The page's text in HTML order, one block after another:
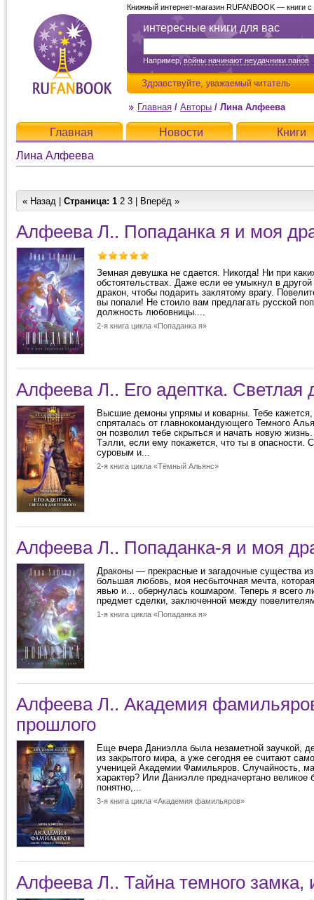
интересные книги для вас
Например,войны начинают неудачники панов
Здравствуйте, уважаемый читатель
Книжный интернет-магазин RUFANBOOK — книги
Главная / Авторы / Лина Алфеева
Главная Новости
Книги
Лина Алфеева
« Назад | Страница: 1 2 3 Вперёд »
Алфеева Л.. Попаданка я и моя
Земная девушка не сдается. Никогда! Ни при
обстоятельствах. Даже если ее умыкнул в
дракон, чтобы подарить заклятому врагу.
вы попали! Не стоило вам предлагать русской
должность любовницы....
2-я книга цикла «Попаданка я»
Алфеева Л.. Его адептка. Светлая
Высшие демоны упрямы и коварны. Тебе кажется,
спряталась от главнокомандующего Темного
он позволил тебе скрыться и начать новую
Тэлли, если ему покажется, что ты в опасности.
суровым и...
2-я книга цикла «Тёмный Альянс»
Алфеева Л.. Попаданка-я и моя
Драконы — прекрасные и загадочные существа
большая любовь, моя несбыточная мечта,
явью и… обернулась кошмаром. Теперь я всего
предмет сделки, заключенной между
1-я книга цикла «Попаданка я»
Алфеева Л.. Академия
прошлого
Еще вчера Даниэлла была незаметной заучкой,
из закрытого мира, а уже сегодня ее считают
ученицей Академии Фамильяров. Случайность,
характер? Или Даниэлле предначертано великое
понятно,...
3-я книга цикла «Академия фамильяров»
Алфеева Л.. Тайна темного замка,